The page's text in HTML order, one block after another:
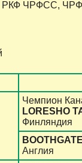
РКФ ЧРФСС,
Чемпион
LORESHO
Финляндия
Англия